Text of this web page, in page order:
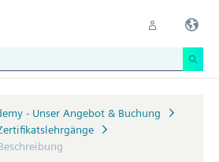
- Unser Angebot & Buchung